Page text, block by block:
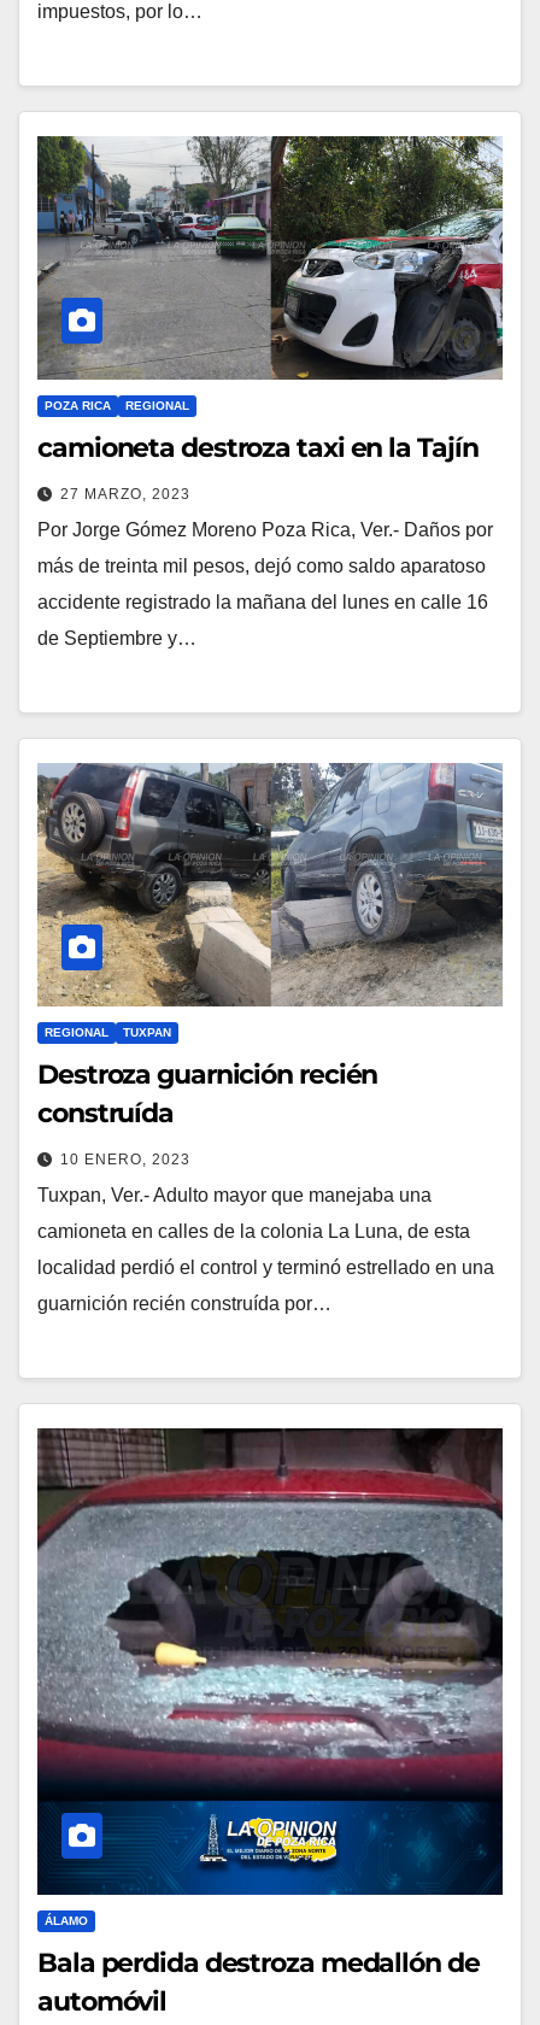
impuestos, por lo…
POZA RICA REGIONAL
camioneta destroza taxi en la Tajín
27 MARZO, 2023
Por Jorge Gómez Moreno Poza Rica, Ver.- Daños por
más de treinta mil pesos, dejó como saldo aparatoso
accidente registrado la mañana del lunes en calle 16
de Septiembre y…
REGIONAL TUXPAN
Destroza guarnición recién
construída
10 ENERO, 2023
Tuxpan, Ver.- Adulto mayor que manejaba una
camioneta en calles de la colonia La Luna, de esta
localidad perdió el control y terminó estrellado en una
guarnición recién construída por…
ÁLAMO
Bala perdida destroza medallón de
automóvil